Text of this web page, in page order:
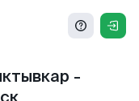
-